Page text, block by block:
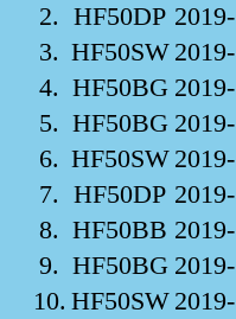
2. HF50DP
3. HF50SW
4. HF50BG
5. HF50BG
6. HF50SW
7. HF50DP
8. HF50BB
9. HF50BG
10. HF50SW